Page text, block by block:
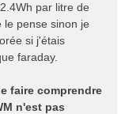
par litre de
le pense sinon je
si j'étais
faraday.
faire comprendre
n'est pas